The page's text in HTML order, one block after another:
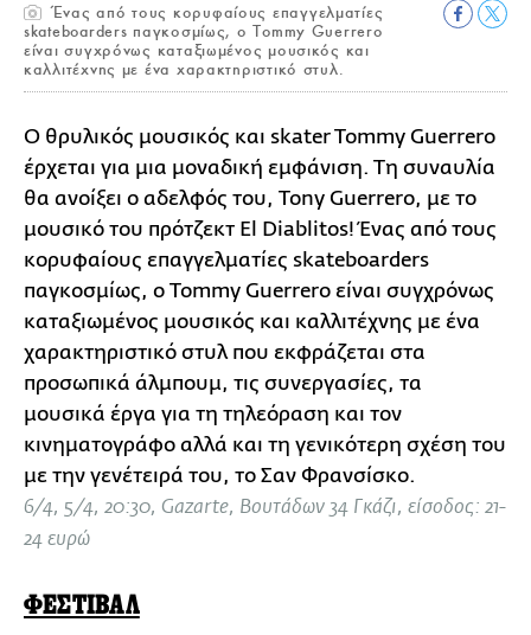
Ένας από τους κορυφαίους επαγγελματίες
skateboarders παγκοσμίως, ο Tommy Guerrero
είναι συγχρόνως καταξιωμένος μουσικός και
καλλιτέχνης με ένα χαρακτηριστικό στυλ.
O θρυλικός μουσικός και skater Tommy Guerrero
έρχεται για μια μοναδική εμφάνιση. Τη συναυλία
θα ανοίξει ο αδελφός του, Tony Guerrero, με το
μουσικό του πρότζεκτ El Diablitos! Ένας από τους
κορυφαίους επαγγελματίες skateboarders
παγκοσμίως, ο Tommy Guerrero είναι συγχρόνως
καταξιωμένος μουσικός και καλλιτέχνης με ένα
χαρακτηριστικό στυλ που εκφράζεται στα
προσωπικά άλμπουμ, τις συνεργασίες, τα
μουσικά έργα για τη τηλεόραση και τον
κινηματογράφο αλλά και τη γενικότερη σχέση του
με την γενέτειρά του, το Σαν Φρανσίσκο.
6/4, 5/4, 20:30, Gazarte, Βουτάδων 34 Γκάζι, είσοδος: 21-
24 ευρώ
ΦΕΣΤΙΒΑΛ